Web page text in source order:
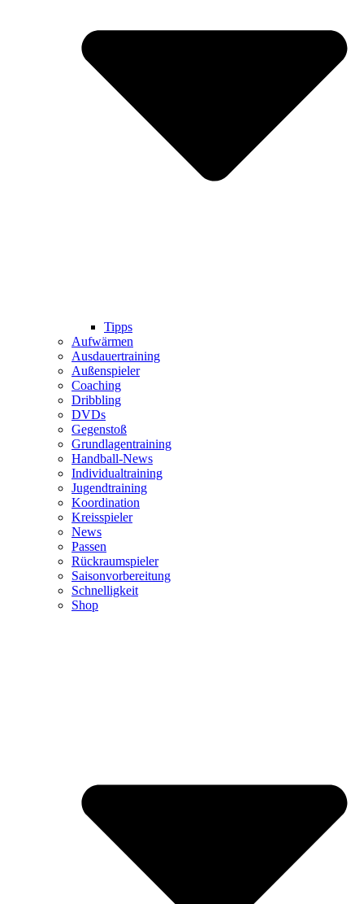
Tipps
Aufwärmen
Ausdauertraining
Außenspieler
Coaching
Dribbling
DVDs
Gegenstoß
Grundlagentraining
Handball-News
Individualtraining
Jugendtraining
Koordination
Kreisspieler
News
Passen
Rückraumspieler
Saisonvorbereitung
Schnelligkeit
Shop